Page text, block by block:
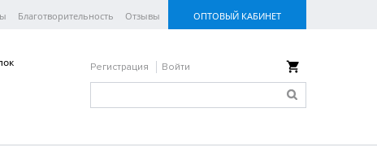
Благотворительность Отзывы ОПТОВЫЙ КАБИНЕТ
Регистрация Войти